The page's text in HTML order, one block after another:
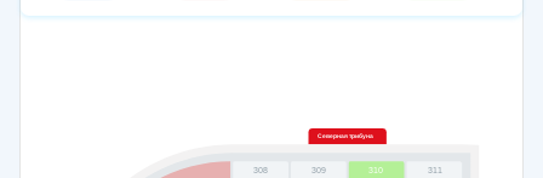
Северная трибуна
308 309 310 311